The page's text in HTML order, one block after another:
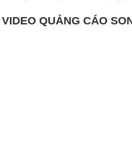
VIDEO QUẢNG CÁO